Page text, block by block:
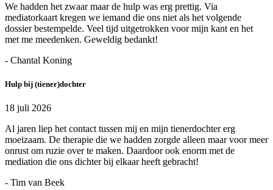
We hadden het zwaar maar de hulp was erg prettig. Via
mediatorkaart kregen we iemand die ons niet als het volgende
dossier bestempelde. Veel tijd uitgetrokken voor mijn kant en het
met me meedenken. Geweldig bedankt!
- Chantal Koning
Hulp bij (tiener)dochter
18 juli 2026
Al jaren liep het contact tussen mij en mijn tienerdochter erg
moeizaam. De therapie die we hadden zorgde alleen maar voor meer
onrust om ruzie over te maken. Daardoor ook enorm met de
mediation die ons dichter bij elkaar heeft gebracht!
- Tim van Beek